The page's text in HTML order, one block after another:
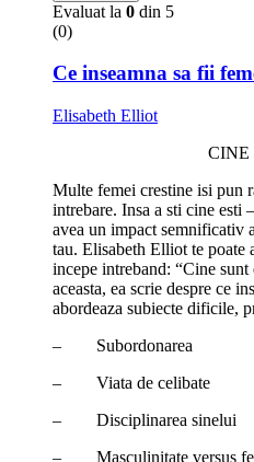
Evaluat la 0 din 5
(0)
Ce inseamna sa fii
Elisabeth Elliot
CINE
Multe femei crestine isi pun
intrebare. Insa a sti cine esti
avea un impact semnificativ
tau. Elisabeth Elliot te poate
incepe intreband: “Cine
aceasta, ea scrie despre ce
abordeaza subiecte dificile,
– Subordonarea
– Viata de celibate
– Disciplinarea sinelui
– Masculinitate versus